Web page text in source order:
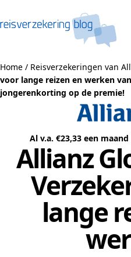
Home / Reisverzekeringen van
voor lange reizen en werken
jongerenkorting op de premie!
Al v.a. €23,33 een
Allianz
lange